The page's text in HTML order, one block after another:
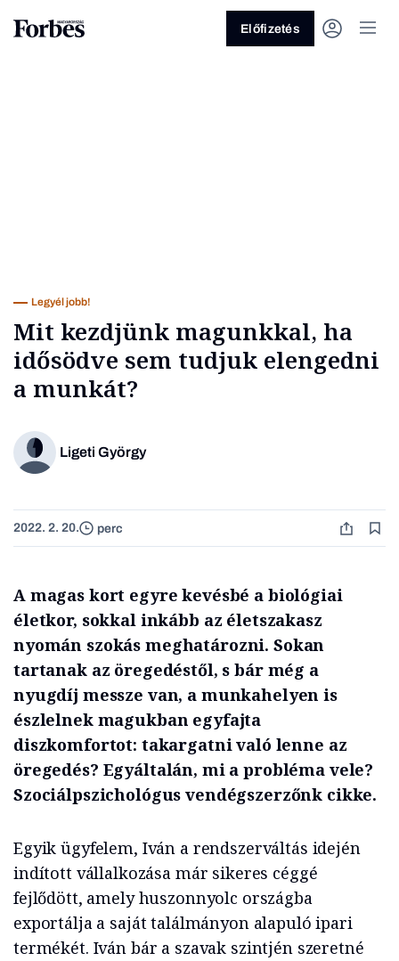
Üzlet
Előfizetés
Legyél jobb!
Mit kezdjünk magunkkal, ha
idősödve sem tudjuk elengedni
a munkát?
Ligeti György
2022. 2. 20. perc
A magas kort egyre kevésbé a biológiai
életkor, sokkal inkább az életszakasz
nyomán szokás meghatározni. Sokan
tartanak az öregedéstől, s bár még a
nyugdíj messze van, a munkahelyen is
észlelnek magukban egyfajta
diszkomfortot: takargatni való lenne az
öregedés? Egyáltalán, mi a probléma vele?
Szociálpszichológus vendégszerzőnk cikke.
Egyik ügyfelem, Iván a rendszerváltás idején
indított vállalkozása már sikeres céggé
fejlődött, amely huszonnyolc országba
exportálja a saját találmányon alapuló ipari
termékét. Iván bár a szavak szintjén szeretné